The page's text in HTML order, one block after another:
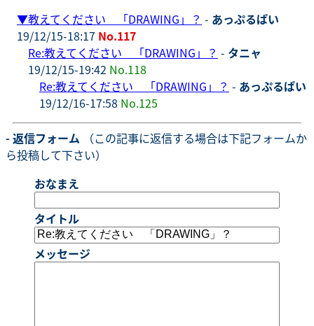
▼教えてください 「DRAWING」？ - あっぷるぱい
19/12/15-18:17 No.117
Re:教えてください 「DRAWING」？ - タニャ
19/12/15-19:42 No.118
Re:教えてください 「DRAWING」？ - あっぷるぱい
19/12/16-17:58 No.125
- 返信フォーム （この記事に返信する場合は下記フォームか
ら投稿して下さい）
おなまえ
タイトル
メッセージ